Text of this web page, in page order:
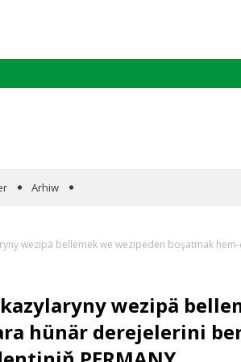
Arhiw
wezipä bellemek we wezipeden boşatmak
wezipä
hünär derejelerini